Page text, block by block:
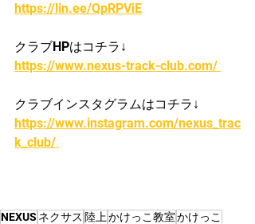
https://lin.ee/QpRPViE
クラブHPはコチラ↓
https://www.nexus-track-club.com/
クラブインスタグラムはコチラ↓
https://www.instagram.com/nexus_trac
k_club/
NEXUS ネクサス 陸上かけっこ教室かけっこ